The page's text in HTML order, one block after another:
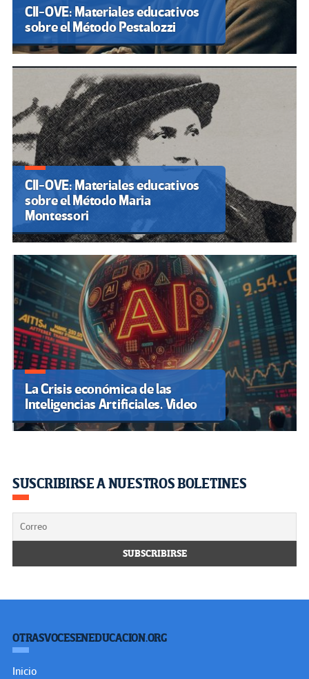
CII-OVE: Materiales educativos
sobre el Método Pestalozzi
CII-OVE: Materiales educativos
sobre el Método Maria
Montessori
La Crisis económica de las
Inteligencias Artificiales. Video
SUSCRIBIRSE A NUESTROS BOLETINES
OTRASVOCESENEDUCACION.ORG
Inicio